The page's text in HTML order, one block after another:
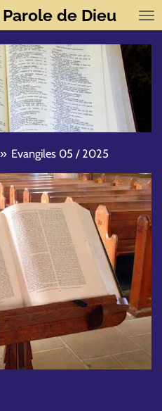
Parole de Dieu
» Evangiles 05 / 2025